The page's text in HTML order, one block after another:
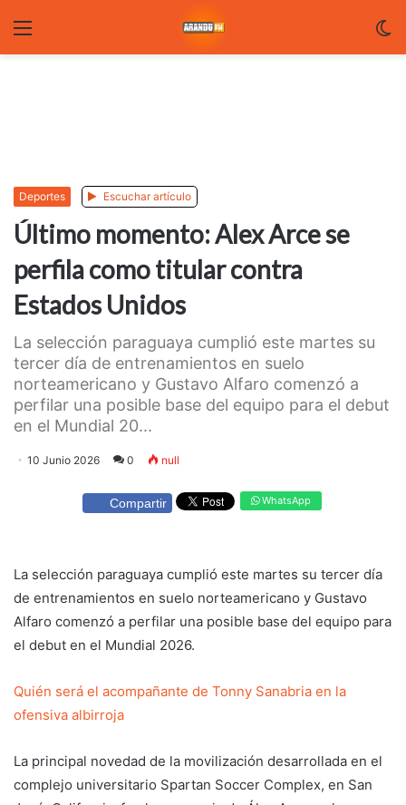
Deportes Escuchar artículo
Último momento: Alex Arce se
perfila como titular contra
Estados Unidos
La selección paraguaya cumplió este martes su
tercer día de entrenamientos en suelo
norteamericano y Gustavo Alfaro comenzó a
perfilar una posible base del equipo para el debut
en el Mundial 20...
10 Junio 2026 0 null
Compartir WhatsApp
La selección paraguaya cumplió este martes su tercer día
de entrenamientos en suelo norteamericano y Gustavo
Alfaro comenzó a perfilar una posible base del equipo para
el debut en el Mundial 2026.
Quién será el acompañante de Tonny Sanabria en la
ofensiva albirroja
La principal novedad de la movilización desarrollada en el
complejo universitario Spartan Soccer Complex, en San